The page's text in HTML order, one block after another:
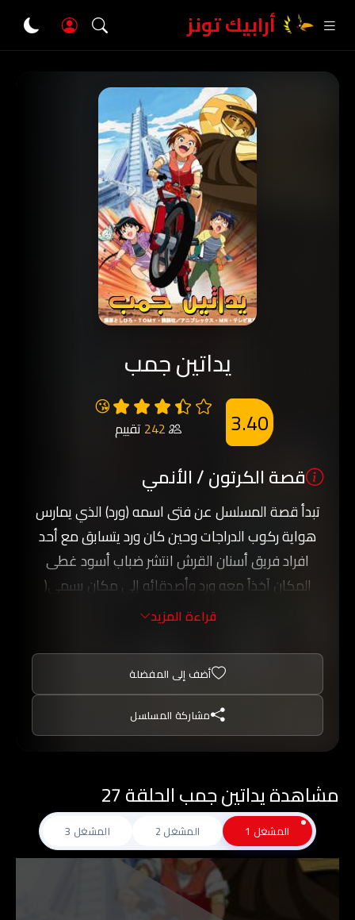
أرابيك تونز
يداتين جمب
😘
242 تقييم 3.40
قصة الكرتون / الأنمي
تبدأ قصة المسلسل عن فتى اسمه (ورد) الذي يمارس
هواية ركوب الدراجات وحين كان ورد يتسابق مع أحد
افراد فريق أسنان القرش انتشر ضباب أسود غطى
المكان آخذاً معه ورد وأصدقائه إلى مكان يسمى(
منطقة الضباب ) ولكي يخرج ورد و أصدقائه من هذا
الأوسمة التي ستعيده إلى عالمه الحقيقي.
يبدأ ورد بالمقاتلة ويساعده صديقاه وأيضَا دراج مقنع
وهو شقيق ميساء الأكبر في الحقيقة ويعثرون على
بوم مسجون يدعى لبيب ويحررونه ويبدأ بمساعدتهم
على تخطى الصعاب.
قراءة المزيد
أضف إلى المفضلة
مشاركة المسلسل
مشاهدة يداتين جمب الحلقة 27
المشغل 1 المشغل 2 المشغل 3